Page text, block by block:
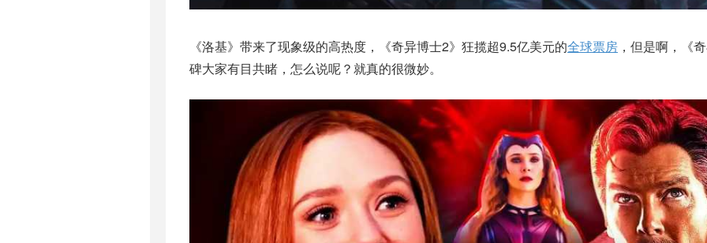
《洛基》带来了现象级的高热度，《奇异博士2》狂揽超9.5亿美元的全球票房 ，但是啊，《
碑大家有目共睹，怎么说呢？就真的很微妙。